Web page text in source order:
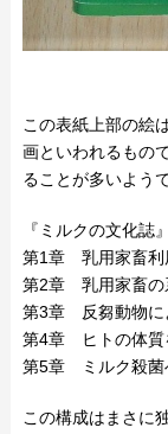
この表紙上部の絵
画といわれるもの
ることが多いよう
『ミルクの文化誌
第1章 乳用家畜利
第2章 乳用家畜の
第3章 反芻動物に
第4章 ヒトの体質
第5章 ミルク殺菌
この構成はまさに